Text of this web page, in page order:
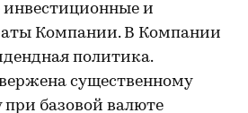
и
Компании. В Компании
политика.
существенному
базовой валюте